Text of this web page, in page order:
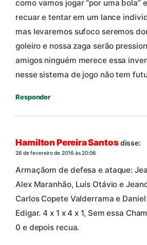
como vamos jogar “por uma bola”
recuar e tentar em um lance
mas levaremos sufoco seremos
goleiro e nossa zaga serão
amigos ninguém merece essa
nesse sistema de jogo não tem
Responder
Hamilton Pereira Santosdisse:
26 de fevereiro de 2016 às 20:06
Armaçãom de defesa e ataque:
Alex Maranhão, Luís Otávio e
Carlos Copete Valderrama e
Edigar. 4 x 1 x 4 x 1, Sem essa
0 e depois recua.